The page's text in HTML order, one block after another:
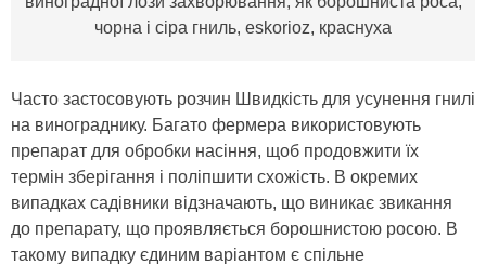
чорна і сіра гниль, eskorioz, краснуха
Часто застосовують розчин Швидкість для усунення гнилі
на винограднику. Багато фермера використовують
препарат для обробки насіння, щоб продовжити їх
термін зберігання і поліпшити схожість. В окремих
випадках садівники відзначають, що виникає звикання
до препарату, що проявляється борошнистою росою. В
такому випадку єдиним варіантом є спільне